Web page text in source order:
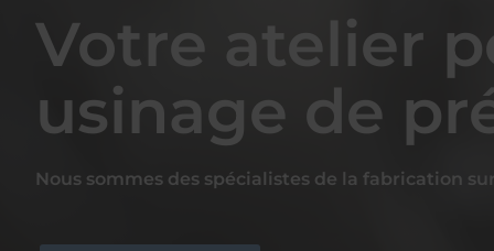
Votre atelier
usinage de
Nous sommes des spécialistes de la fabrication